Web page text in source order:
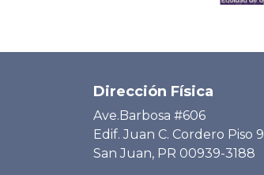
Dirección Física
Ave.Barbosa #606
Edif. Juan C. Cordero Piso 9
San Juan, PR 00939-3188